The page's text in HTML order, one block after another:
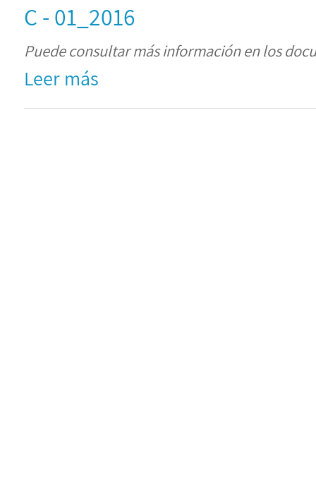
C - 01_2016
Puede consultar más información en los
Leer más